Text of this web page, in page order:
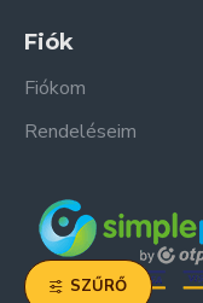
Fiók
Fiókom
Rendeléseim
SZŰRŐ